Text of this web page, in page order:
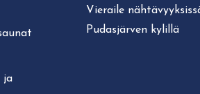
ja
Vieraile
Pudasjärven kylillä